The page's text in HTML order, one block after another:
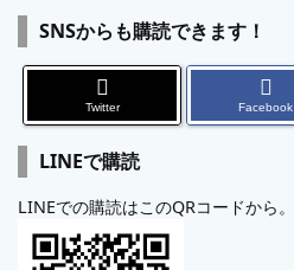
SNSからも購読できます！
Twitter Facebook
LINEで購読
LINEでの購読はこのQRコードから。